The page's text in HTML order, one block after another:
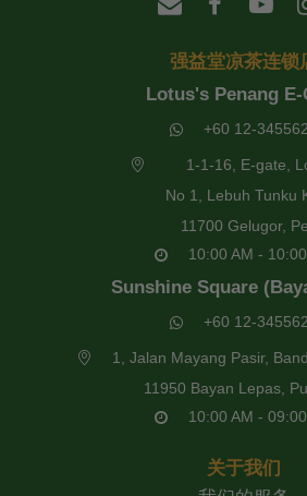
强益堂凉茶连锁
Lotus's Penang E-
+60 12-
1-1-16, E-gate,
No 1, Lebuh Tunku
11700 Gelugor,
10:00 AM -
Sunshine Square
+60 12-
1, Jalan Mayang Pasir,
11950 Bayan Lepas,
10:00 AM -
关于我们